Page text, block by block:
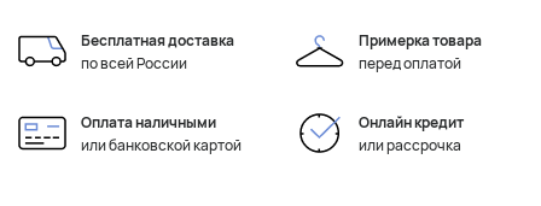
Бесплатная доставка
по всей России
Примерка товара
перед оплатой
Оплата наличными
или банковской картой
Онлайн кредит
или рассрочка